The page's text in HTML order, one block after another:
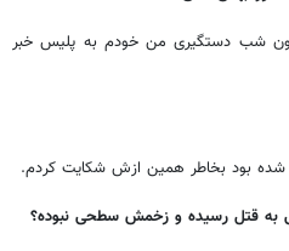
شب دستگیری من خودم به پلیس خبر
بود بخاطر همین ازش شکایت کردم.
به قتل رسیده و زخمش سطحی نبوده؟